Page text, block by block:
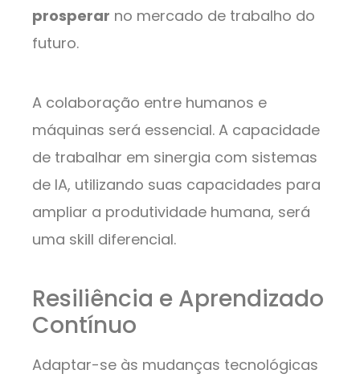
prosperar no mercado de trabalho do
futuro.
A colaboração entre humanos e
máquinas será essencial. A capacidade
de trabalhar em sinergia com sistemas
de IA, utilizando suas capacidades para
ampliar a produtividade humana, será
uma skill diferencial.
Resiliência e Aprendizado
Contínuo
Adaptar-se às mudanças tecnológicas